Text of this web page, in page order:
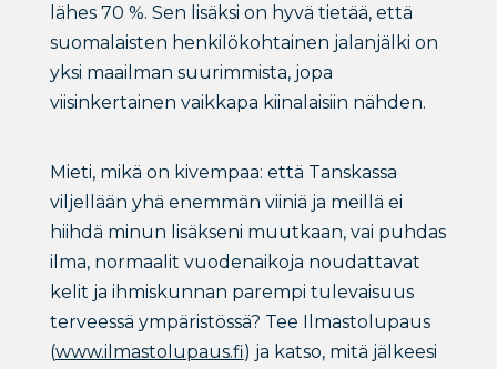
lähes 70 %. Sen lisäksi on hyvä tietää, että
suomalaisten henkilökohtainen jalanjälki on
yksi maailman suurimmista, jopa
viisinkertainen vaikkapa kiinalaisiin nähden.
Mieti, mikä on kivempaa: että Tanskassa
viljellään yhä enemmän viiniä ja meillä ei
hiihdä minun lisäkseni muutkaan, vai puhdas
ilma, normaalit vuodenaikoja noudattavat
kelit ja ihmiskunnan parempi tulevaisuus
terveessä ympäristössä? Tee Ilmastolupaus
(www.ilmastolupaus.fi) ja katso, mitä jälkeesi